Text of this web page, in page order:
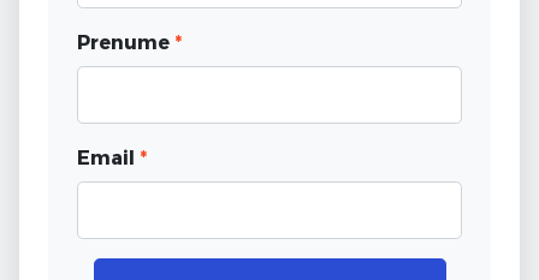
Prenume *
Email *